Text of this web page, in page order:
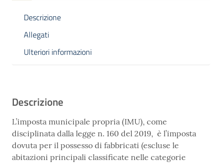
Descrizione
Allegati
Ulteriori informazioni
Descrizione
L’imposta municipale propria (IMU), come
disciplinata dalla legge n. 160 del 2019, è l’imposta
dovuta per il possesso di fabbricati (escluse le
abitazioni principali classificate nelle categorie